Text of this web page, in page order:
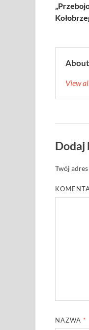
View
Dodaj
Twój
NAZWA *